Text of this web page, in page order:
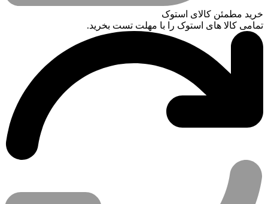
خرید مطمئن کالای استوک
تمامی کالا های استوک را با مهلت تست بخرید.